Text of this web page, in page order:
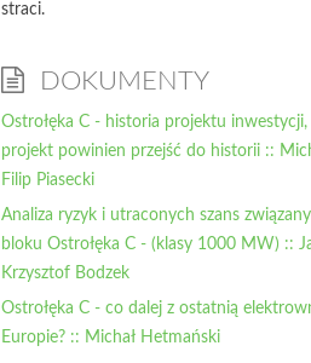
straci.
DOKUMENTY
Ostrołęka C - historia projektu inwestycji,
projekt powinien przejść do historii ::
Filip Piasecki
Analiza ryzyk i utraconych szans
bloku Ostrołęka C - (klasy 1000 MW) ::
Krzysztof Bodzek
Ostrołęka C - co dalej z ostatnią
Europie? :: Michał Hetmański